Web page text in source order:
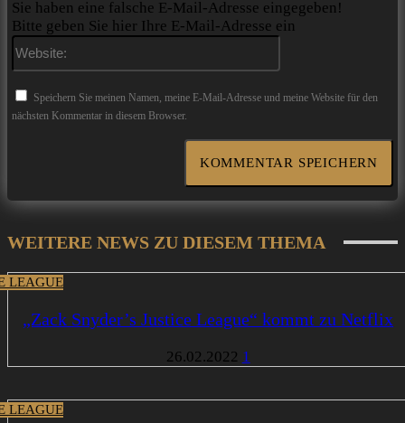
Sie haben eine falsche E-Mail-Adresse eingegeben!
Bitte geben Sie hier Ihre E-Mail-Adresse ein
Speichern Sie meinen Namen, meine E-Mail-Adresse und meine Website für den
nächsten Kommentar in diesem Browser.
WEITERE NEWS ZU DIESEM THEMA
LEAGUE
„Zack Snyder’s Justice League“ kommt zu Netflix
26.02.2022 1
LEAGUE